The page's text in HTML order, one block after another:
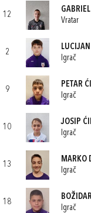
12
Vratar
2
Igrač
9
PETAR
Igrač
10
JOSIP
Igrač
13
MARKO
Igrač
18
Igrač